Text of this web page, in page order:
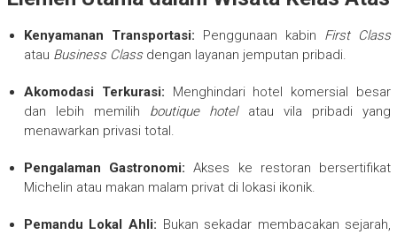
Kenyamanan Transportasi: Penggunaan kabin First Class
atau Business Classdengan layanan jemputan pribadi.
Akomodasi Terkurasi: Menghindari hotel komersial besar
dan lebih memilih boutique hotelatau vila pribadi yang
menawarkan privasi total.
Pengalaman Gastronomi: Akses ke restoran bersertifikat
Michelin atau makan malam privat di lokasi ikonik.
Pemandu Lokal Ahli: Bukan sekadar membacakan sejarah,